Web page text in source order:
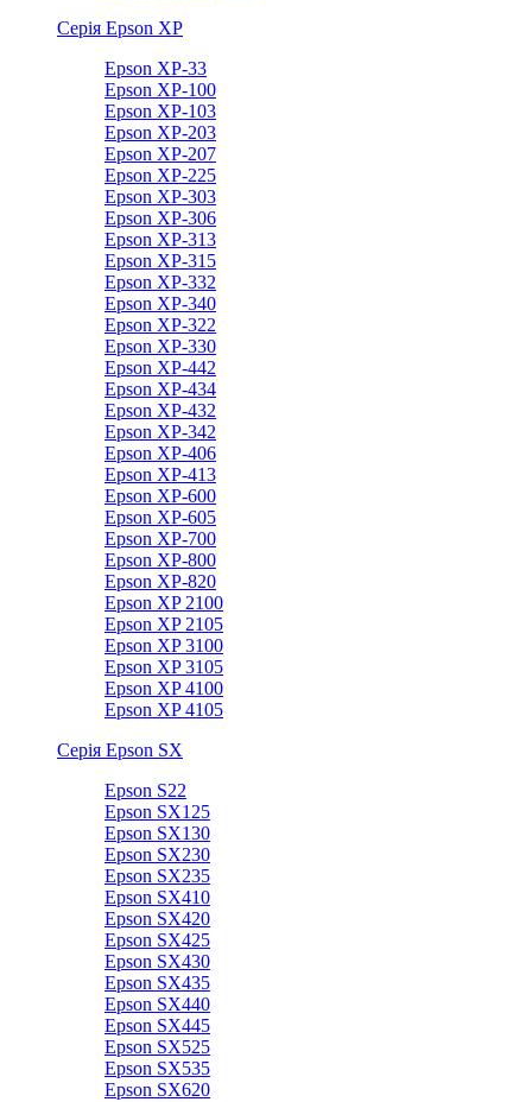
Серія Epson XP
Epson XP-33
Epson XP-100
Epson XP-103
Epson XP-203
Epson XP-207
Epson XP-225
Epson XP-303
Epson XP-306
Epson XP-313
Epson XP-315
Epson XP-332
Epson XP-340
Epson XP-322
Epson XP-330
Epson XP-442
Epson XP-434
Epson XP-432
Epson XP-342
Epson XP-406
Epson XP-413
Epson XP-600
Epson XP-605
Epson XP-700
Epson XP-800
Epson XP-820
Epson XP 2100
Epson XP 2105
Epson XP 3100
Epson XP 3105
Epson XP 4100
Epson XP 4105
Серія Epson SX
Epson S22
Epson SX125
Epson SX130
Epson SX230
Epson SX235
Epson SX410
Epson SX420
Epson SX425
Epson SX430
Epson SX435
Epson SX440
Epson SX445
Epson SX525
Epson SX535
Epson SX620